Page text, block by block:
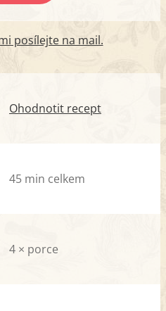
posílejte na mail.
Ohodnotit recept
45 min celkem
4 × porce